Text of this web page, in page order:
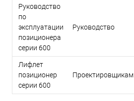
Руководство
по
эксплуатации
позиционера
серии 600
Руководство
Лифлет
позиционер
серии 600
Проектировщикам